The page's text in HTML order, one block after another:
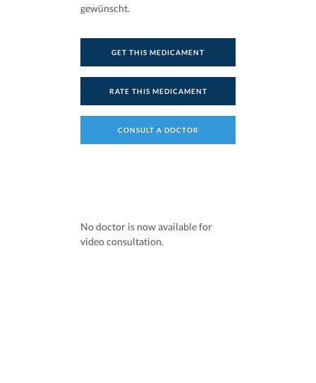
gewünscht.
GET THIS MEDICAMENT
RATE THIS MEDICAMENT
CONSULT A DOCTOR
No doctor is now available for
video consultation.